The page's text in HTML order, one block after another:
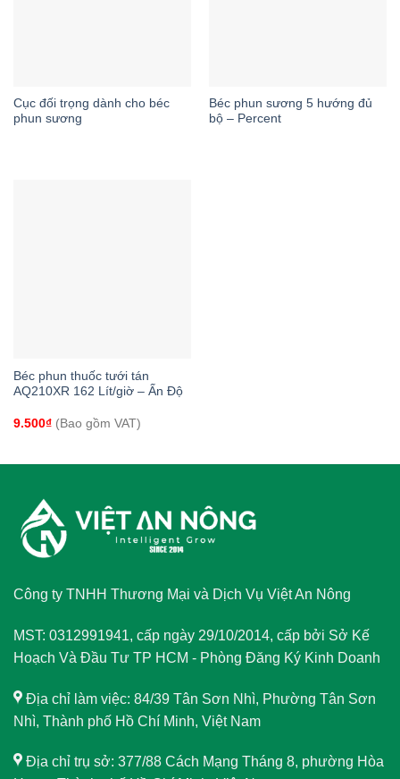
Cục đối trọng dành cho béc
phun sương
Béc phun sương 5 hướng đủ
bộ – Percent
Béc phun thuốc tưới tán
AQ210XR 162 Lít/giờ – Ấn Độ
9.500₫(Bao gồm VAT)
Công ty TNHH Thương Mại và Dịch Vụ Việt An Nông
MST: 0312991941, cấp ngày 29/10/2014, cấp bởi Sở Kế
Hoạch Và Đầu Tư TP HCM - Phòng Đăng Ký Kinh Doanh
Địa chỉ làm việc: 84/39 Tân Sơn Nhì, Phường Tân Sơn
Nhì, Thành phố Hồ Chí Minh, Việt Nam
Địa chỉ trụ sở: 377/88 Cách Mạng Tháng 8, phường Hòa